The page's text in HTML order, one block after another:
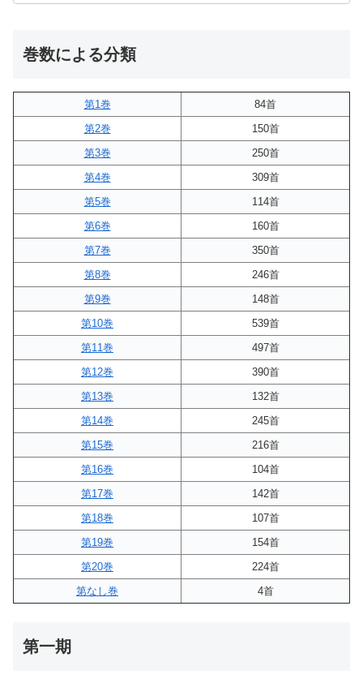
巻数による分類
第1巻
84首
第2巻
150首
第3巻
250首
第4巻
309首
第5巻
114首
第6巻
160首
第7巻
350首
第8巻
246首
第9巻
148首
第10巻
539首
第11巻
497首
第12巻
390首
第13巻
132首
第14巻
245首
第15巻
216首
第16巻
104首
第17巻
142首
第18巻
107首
第19巻
154首
第20巻
224首
第なし巻
4首
第一期